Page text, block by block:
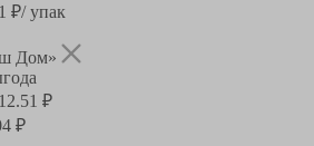
₽/ упак
Дом»
12.51 ₽
₽